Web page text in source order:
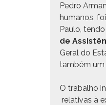
Pedro
humanos, foi
Paulo,
de
Ger­al do
tam­bém um
O tra­bal­ho
rel­a­ti­vas à